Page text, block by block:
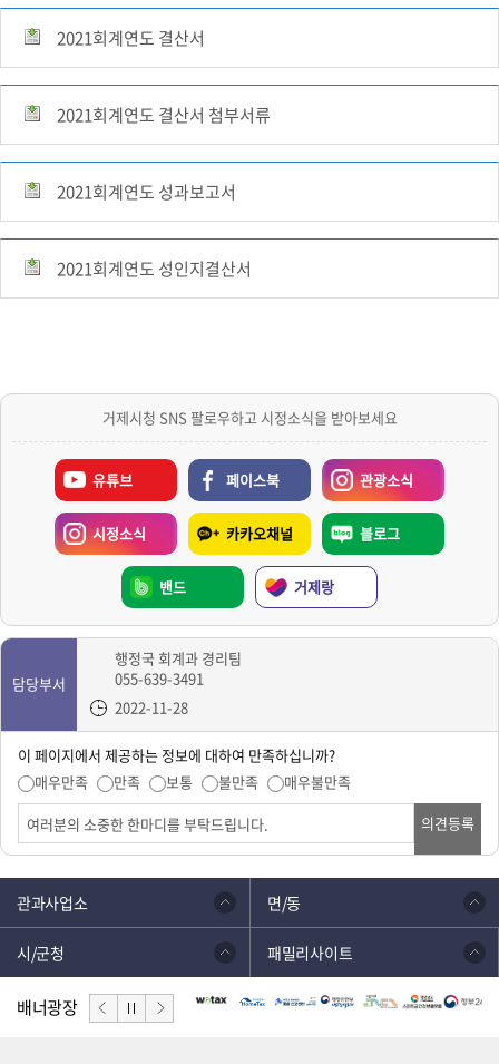
2021회계연도 결산서
2021회계연도 결산서 첨부서류
2021회계연도 성과보고서
2021회계연도 성인지결산서
거제시청 SNS 팔로우하고 시정소식을 받아보세요
유튜브 페이스북 관광소식
시정소식 카카오채널 블로그
밴드 거제랑
담당부서
행정국 회계과 경리팀
055-639-3491
2022-11-28
이 페이지에서 제공하는 정보에 대하여 만족하십니까?
매우만족
만족 보통 불만족
매우불만족
의견등록
관과사업소 면/동
시/군청 패밀리사이트
배너광장